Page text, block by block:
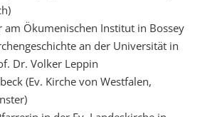
am Ökumenischen Institut in Bossey
an der Universität in
Dr. Volker Leppin
(Ev. Kirche von Westfalen,